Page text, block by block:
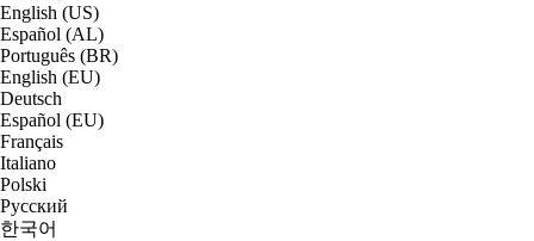
English (US)
Español (AL)
Português (BR)
English (EU)
Deutsch
Español (EU)
Français
Italiano
Polski
Русский
한국어